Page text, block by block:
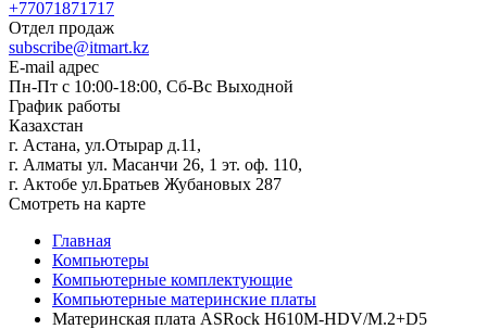
+77071871717
Отдел продаж
subscribe@itmart.kz
E-mail адрес
Пн-Пт с 10:00-18:00, Сб-Вс Выходной
График работы
Казахстан
г. Астана, ул.Отырар д.11,
г. Алматы ул. Масанчи 26, 1 эт. оф. 110,
г. Актобе ул.Братьев Жубановых 287
Смотреть на карте
Главная
Компьютеры
Компьютерные комплектующие
Компьютерные материнские платы
Материнская плата ASRock H610M-HDV/M.2+D5